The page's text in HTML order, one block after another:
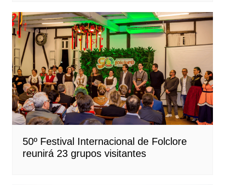
50º Festival Internacional de Folclore
reunirá 23 grupos visitantes